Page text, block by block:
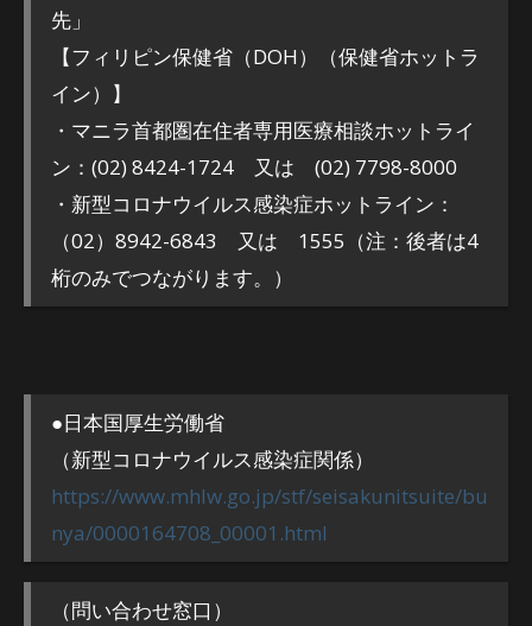
先」
【フィリピン保健省（DOH）（保健省ホットラ
イン）】
・マニラ首都圏在住者専用医療相談ホットライ
ン：(02) 8424-1724 又は (02) 7798-8000
・新型コロナウイルス感染症ホットライン：
（02）8942-6843 又は 1555（注：後者は4
桁のみでつながります。）
●日本国厚生労働省
（新型コロナウイルス感染症関係）
https://www.mhlw.go.jp/stf/seisakunitsuite/bu
nya/0000164708_00001.html
（問い合わせ窓口）